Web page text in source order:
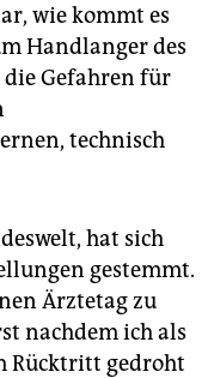
wie kommt es
Handlanger des
die Gefahren für
technisch
hat sich
gestemmt.
Ärztetag zu
nachdem ich als
Rücktritt gedroht